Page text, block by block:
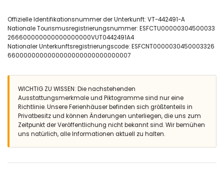
Essbereich im Freien
gemeinschaftlicher Parkplatz
Weitere Informationen
Nächste Stadt: Denia (innerhalb von 1000 Metern von der
direkter Zugang zum Strand (Los Albaranes)
Nächster Hafen: Denia (innerhalb von 500 Metern von der
Wohnung)
Nächster Flughafen: Valencia (innerhalb von 100 Kilometern von
der Wohnung)
Zweitnächster Flughafen: Alicante (innerhalb von 100 Kilometern
von der Wohnung)
Metern und Zug innerhalb von 2 Kilometern
Offizielle Identifikationsnummer der Unterkunft: VT-442491-A
Nationale Tourismusregistrierungsnummer: ESFCTU00000304500033
266600000000000000000VUT0442491A4
Nationaler Unterkunftsregistrierungscode: ESFCNT0000030450003326
6600000000000000000000000000007
WICHTIG ZU WISSEN: Die nachstehenden
Ausstattungsmerkmale und Piktogramme sind nur eine
Richtlinie. Unsere Ferienhäuser befinden sich größtenteils in
Privatbesitz und können Änderungen unterliegen, die uns zum
Zeitpunkt der Veröffentlichung nicht bekannt sind. Wir bemühen
uns natürlich, alle Informationen aktuell zu halten.